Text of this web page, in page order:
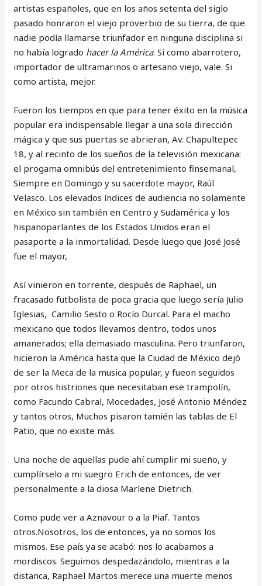
artistas españoles, que en los años setenta del siglo
pasado honraron el viejo proverbio de su tierra, de que
nadie podía llamarse triunfador en ninguna disciplina si
no había logrado hacer la América. Si como abarrotero,
importador de ultramarinos o artesano viejo, vale. Si
como artista, mejor.
Fueron los tiempos en que para tener éxito en la música
popular era indispensable llegar a una sola dirección
mágica y que sus puertas se abrieran, Av. Chapultepec
18, y al recinto de los sueños de la televisión mexicana:
el progama omnibús del entretenimiento finsemanal,
Siempre en Domingo y su sacerdote mayor, Raúl
Velasco. Los elevados índices de audiencia no solamente
en México sin también en Centro y Sudamérica y los
hispanoparlantes de los Estados Unidos eran el
pasaporte a la inmortalidad. Desde luego que José José
fue el mayor,
Así vinieron en torrente, después de Raphael, un
fracasado futbolista de poca gracia que luego sería Julio
Iglesias, Camilio Sesto o Rocío Durcal. Para el macho
mexicano que todos llevamos dentro, todos unos
amanerados; ella demasiado masculina. Pero triunfaron,
hicieron la América hasta que la Ciudad de México dejó
de ser la Meca de la musica popular, y fueon seguidos
por otros histriones que necesitaban ese trampolín,
como Facundo Cabral, Mocedades, José Antonio Méndez
y tantos otros, Muchos pisaron tamién las tablas de El
Patio, que no existe más.
Una noche de aquellas pude ahí cumplir mi sueño, y
cumplírselo a mi suegro Erich de entonces, de ver
personalmente a la diosa Marlene Dietrich.
Como pude ver a Aznavour o a la Piaf. Tantos
otros.Nosotros, los de entonces, ya no somos los
mismos. Ese país ya se acabó: nos lo acabamos a
mordiscos. Seguimos despedazándolo, mientras a la
distanca, Raphael Martos merece una muerte menos